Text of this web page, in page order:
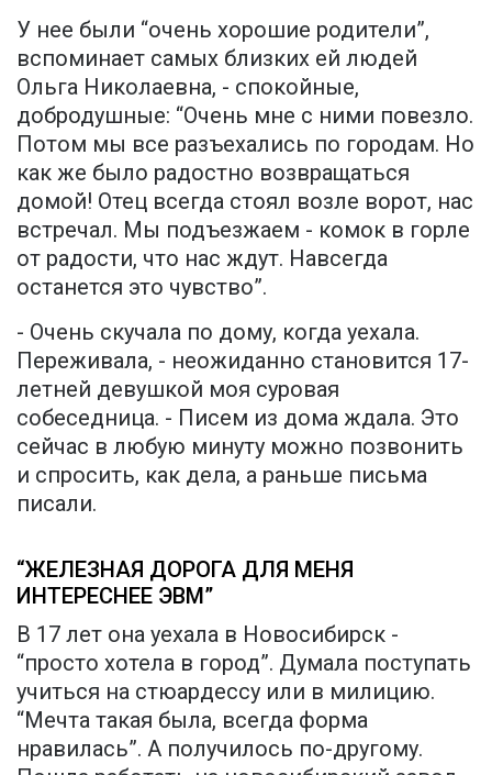
У нее были “очень хорошие родители”,
вспоминает самых близких ей людей
Ольга Николаевна, - спокойные,
добродушные: “Очень мне с ними повезло.
Потом мы все разъехались по городам. Но
как же было радостно возвращаться
домой! Отец всегда стоял возле ворот, нас
встречал. Мы подъезжаем - комок в горле
от радости, что нас ждут. Навсегда
останется это чувство”.
- Очень скучала по дому, когда уехала.
Переживала, - неожиданно становится 17-
летней девушкой моя суровая
собеседница. - Писем из дома ждала. Это
сейчас в любую минуту можно позвонить
и спросить, как дела, а раньше письма
писали.
“ЖЕЛЕЗНАЯ ДОРОГА ДЛЯ МЕНЯ
ИНТЕРЕСНЕЕ ЭВМ”
В 17 лет она уехала в Новосибирск -
“просто хотела в город”. Думала поступать
учиться на стюардессу или в милицию.
“Мечта такая была, всегда форма
нравилась”. А получилось по-другому.